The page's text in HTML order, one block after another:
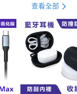
查看全部